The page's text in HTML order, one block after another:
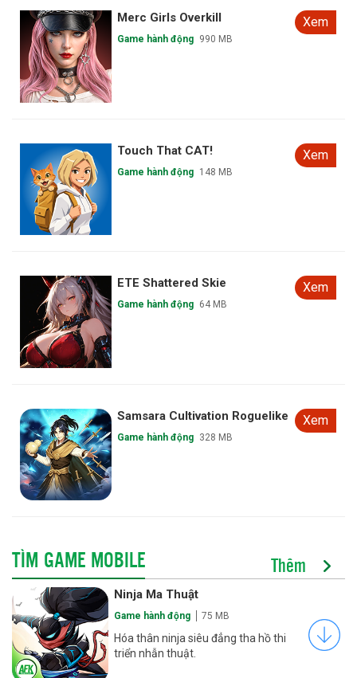
Merc Girls Overkill
Game hành động 990 MB
Xem
Touch That CAT!
Game hành động 148 MB
Xem
ETE Shattered Skie
Game hành động 64 MB
Xem
Samsara Cultivation Roguelike
Game hành động 328 MB
Xem
TÌM GAME MOBILE Thêm
Ninja Ma Thuật
Game hành động 75 MB
Hóa thân ninja siêu đẳng tha hồ thi
triển nhẫn thuật.